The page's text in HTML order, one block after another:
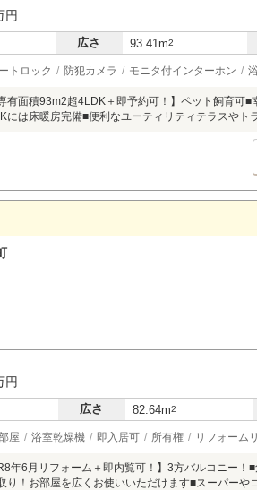
円
広さ 93.41m2
トロック 防犯カメラ モニタ付インターホン
専有面積93m2超4LDK＋即予約可！】ペット飼育可
には床暖房完備■便利なユーティリティテラスやト
円
広さ 82.64m2
屋 浴室乾燥機 即入居可 所有権 リフォーム
R8年6月リフォーム＋即内覧可！】3方バルコニー
り！お部屋を広くお使いいただけます■スーパーや